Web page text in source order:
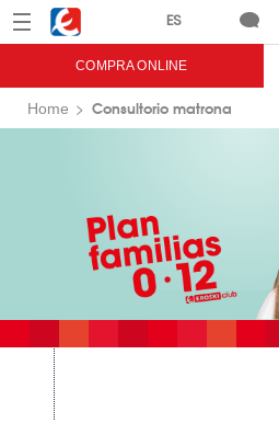
Menú Eroski
COMPRA ONLINE
Home Consultorio matrona